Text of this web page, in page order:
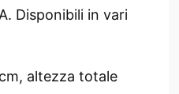
Disponibili in vari
altezza totale